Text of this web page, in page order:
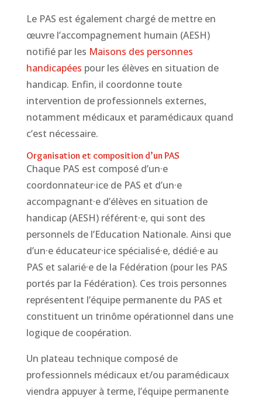
Le PAS est également chargé de mettre en
œuvre l’accompagnement humain (AESH)
notifié par les Maisons des personnes
handicapées pour les élèves en situation de
handicap. Enfin, il coordonne toute
intervention de professionnels externes,
notamment médicaux et paramédicaux quand
c’est nécessaire.
Organisation et composition d’un PAS
Chaque PAS est composé d’un·e
coordonnateur·ice de PAS et d’un·e
accompagnant·e d’élèves en situation de
handicap (AESH) référent·e, qui sont des
personnels de l’Education Nationale. Ainsi que
d’un·e éducateur·ice spécialisé·e, dédié·e au
PAS et salarié·e de la Fédération (pour les PAS
portés par la Fédération). Ces trois personnes
représentent l’équipe permanente du PAS et
constituent un trinôme opérationnel dans une
logique de coopération.
Un plateau technique composé de
professionnels médicaux et/ou paramédicaux
viendra appuyer à terme, l’équipe permanente